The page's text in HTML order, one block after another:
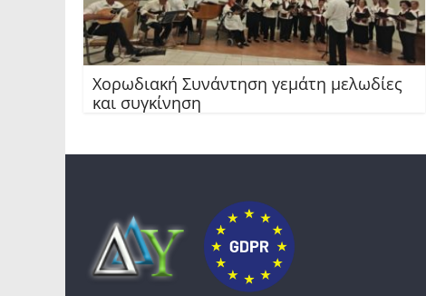
Χορωδιακή Συνάντηση γεμάτη μελωδίες
και συγκίνηση